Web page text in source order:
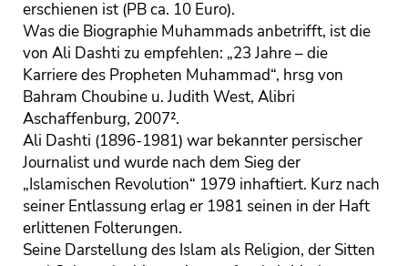
erschienen ist (PB ca. 10 Euro).
Was die Biographie Muhammads anbetrifft, ist die
von Ali Dashti zu empfehlen: „23 Jahre – die
Karriere des Propheten Muhammad“, hrsg von
Bahram Choubine u. Judith West, Alibri
Aschaffenburg, 2007².
Ali Dashti (1896-1981) war bekannter persischer
Journalist und wurde nach dem Sieg der
„Islamischen Revolution“ 1979 inhaftiert. Kurz nach
seiner Entlassung erlag er 1981 seinen in der Haft
erlittenen Folterungen.
Seine Darstellung des Islam als Religion, der Sitten